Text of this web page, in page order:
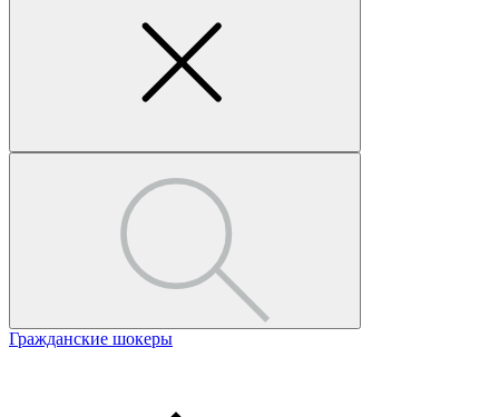
Гражданские шокеры